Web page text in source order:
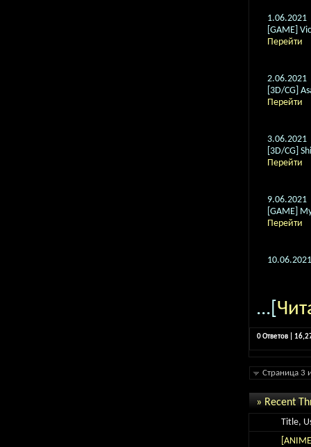
1.06.2021
[GAME]
Перейти
2.06.2021
[3D/CG]
Перейти
3.06.2021
[3D/CG]
Перейти
9.06.2021
[GAME]
Перейти
10.06.2021
...[
0 Ответов |
Страница 3
» Recent
Title,